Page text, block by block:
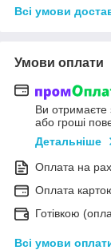
Всі умови
Умови оплати
Ви отримаєте
або гроші
Детальніше
Оплата на
Оплата
Готівкою
Всі умови